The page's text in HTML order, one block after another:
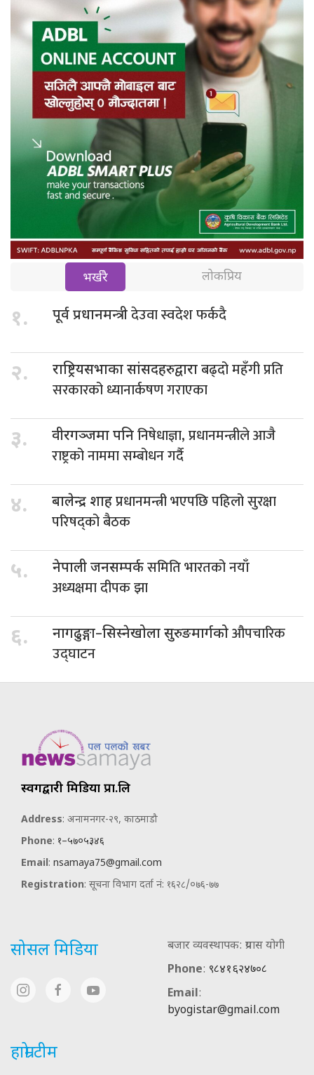
भर्खरै लोकप्रिय
१. पूर्व प्रधानमन्त्रीदेउवा स्वदेश फर्कदै
२. राष्ट्रियसभाका सांसदहरुद्वाराबढ्दो महँगी प्रति
सरकारको ध्यानार्कषण गराएका
३. वीरगञ्जमा पनिनिषेधाज्ञा, प्रधानमन्त्रीले आजै
राष्ट्रको नाममा सम्बोधन गर्दै
४. बालेन्द्र शाहप्रधानमन्त्री भएपछि पहिलो सुरक्षा
परिषद्को बैठक
५. नेपाली जनसम्पर्कसमिति भारतको नयाँ
अध्यक्षमा दीपक झा
६. नागढुङ्गा–सिस्नेखोला सुरुङमार्गकोऔपचारिक
उद्घाटन
स्वर्गद्वारी मिडिया प्रा.लि
Address: अनामनगर-२९, काठमाडौ
Phone: १–५७०५३४६
Email: nsamaya75@gmail.com
Registration: सूचना विभाग दर्ता नं: १६२८/०७६-७७
सोसल मिडिया
बजार व्यवस्थापक: प्रयास योगी
Phone: ९८४१६२४७०८
Email:
byogistar@gmail.com
हाम्रो टीम